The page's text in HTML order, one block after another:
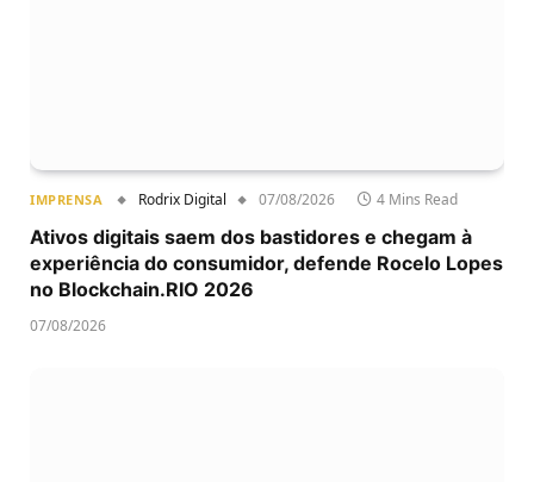
IMPRENSA Rodrix Digital 07/08/2026 4 Mins Read
Ativos digitais saem dos bastidores e chegam à
experiência do consumidor, defende Rocelo Lopes
no Blockchain.RIO 2026
07/08/2026